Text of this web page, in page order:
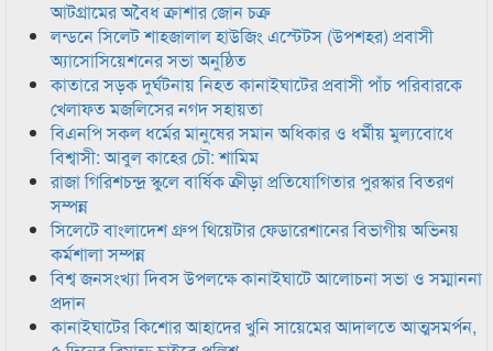
আটগ্রামের অবৈধ ক্রাশার জোন চক্র
লন্ডনে সিলেট শাহজালাল হাউজিং এস্টেটস (উপশহর) প্রবাসী
অ্যাসোসিয়েশনের সভা অনুষ্ঠিত
কাতারে সড়ক দুর্ঘটনায় নিহত কানাইঘাটের প্রবাসী পাঁচ পরিবারকে
খেলাফত মজলিসের নগদ সহায়তা
বিএনপি সকল ধর্মের মানুষের সমান অধিকার ও ধর্মীয় মুল্যবোধে
বিশ্বাসী: আবুল কাহের চৌ: শামিম
রাজা গিরিশচন্দ্র স্কুলে বার্ষিক ক্রীড়া প্রতিযোগিতার পুরস্কার বিতরণ
সম্পন্ন
সিলেটে বাংলাদেশ গ্রুপ থিয়েটার ফেডারেশানের বিভাগীয় অভিনয়
কর্মশালা সম্পন্ন
বিশ্ব জনসংখ্যা দিবস উপলক্ষে কানাইঘাটে আলোচনা সভা ও সম্মাননা
প্রদান
কানাইঘাটের কিশোর আহাদের খুনি সায়েমের আদালতে আত্মসমর্পন,